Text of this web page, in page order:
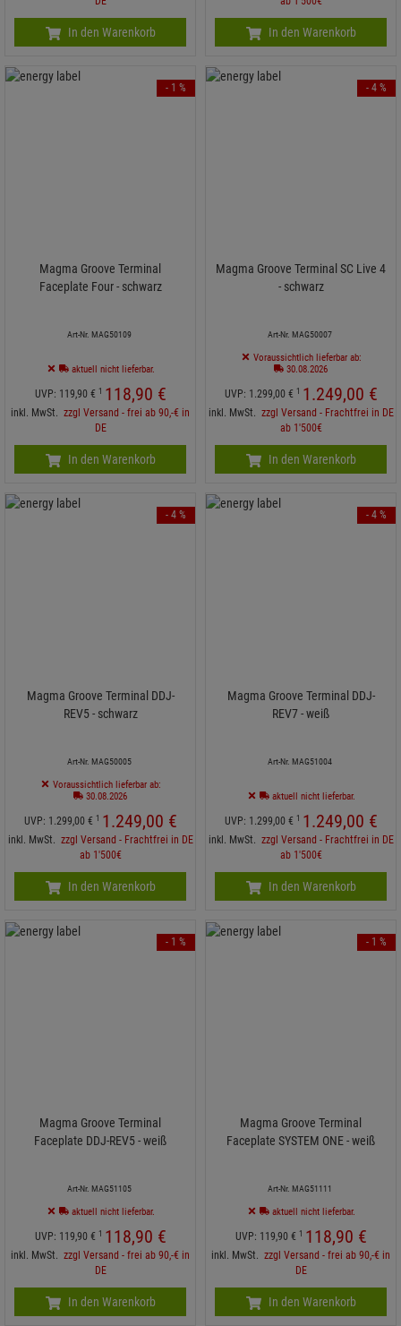
In den Warenkorb In den Warenkorb
Magma Groove Terminal
Faceplate Four - schwarz
Art-Nr. MAG50109
aktuell nicht lieferbar.
UVP: 119,90 € 1 118,90 €
inkl. MwSt. zzgl Versand - frei ab 90,-€ in
DE
- 1 %
In den Warenkorb
Magma Groove Terminal SC Live 4
- schwarz
Art-Nr. MAG50007
Voraussichtlich lieferbar ab:
30.08.2026
UVP: 1.299,00 € 1 1.249,00 €
inkl. MwSt. zzgl Versand - Frachtfrei in DE
ab 1'500€
- 4 %
In den Warenkorb
Magma Groove Terminal DDJ-
REV5 - schwarz
Art-Nr. MAG50005
Voraussichtlich lieferbar ab:
30.08.2026
UVP: 1.299,00 € 1 1.249,00 €
inkl. MwSt. zzgl Versand - Frachtfrei in DE
ab 1'500€
- 4 %
In den Warenkorb
Magma Groove Terminal DDJ-
REV7 - weiß
Art-Nr. MAG51004
aktuell nicht lieferbar.
UVP: 1.299,00 € 1 1.249,00 €
inkl. MwSt. zzgl Versand - Frachtfrei in DE
ab 1'500€
- 4 %
In den Warenkorb
Magma Groove Terminal
Faceplate DDJ-REV5 - weiß
Art-Nr. MAG51105
aktuell nicht lieferbar.
UVP: 119,90 € 1 118,90 €
inkl. MwSt. zzgl Versand - frei ab 90,-€ in
DE
- 1 %
In den Warenkorb
Magma Groove Terminal
Faceplate SYSTEM ONE - weiß
Art-Nr. MAG51111
aktuell nicht lieferbar.
UVP: 119,90 € 1 118,90 €
inkl. MwSt. zzgl Versand - frei ab 90,-€ in
DE
- 1 %
In den Warenkorb